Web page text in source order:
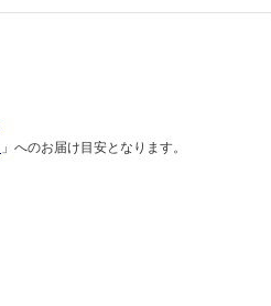
」へのお届け目安となります。